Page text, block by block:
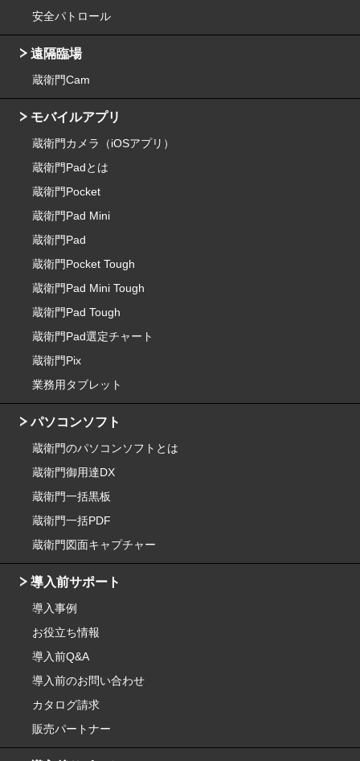
安全パトロール
遠隔臨場
蔵衛門Cam
モバイルアプリ
蔵衛門カメラ（iOSアプリ）
蔵衛門Padとは
蔵衛門Pocket
蔵衛門Pad Mini
蔵衛門Pad
蔵衛門Pocket Tough
蔵衛門Pad Mini Tough
蔵衛門Pad Tough
蔵衛門Pad選定チャート
蔵衛門Pix
業務用タブレット
パソコンソフト
蔵衛門のパソコンソフトとは
蔵衛門御用達DX
蔵衛門一括黒板
蔵衛門一括PDF
蔵衛門図面キャプチャー
導入前サポート
導入事例
お役立ち情報
導入前Q&A
導入前のお問い合わせ
カタログ請求
販売パートナー